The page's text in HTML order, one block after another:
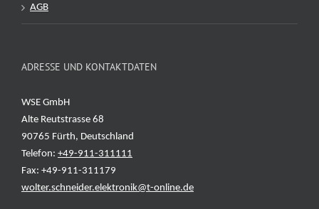
AGB
ADRESSE UND KONTAKTDATEN
WSE GmbH
Alte Reutstrasse 68
90765 Fürth, Deutschland
Telefon: +49-911-311111
Fax: +49-911-311179
wolter.schneider.elektronik@t-online.de